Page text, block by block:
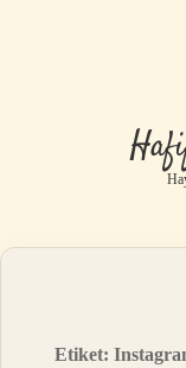
Etiket: